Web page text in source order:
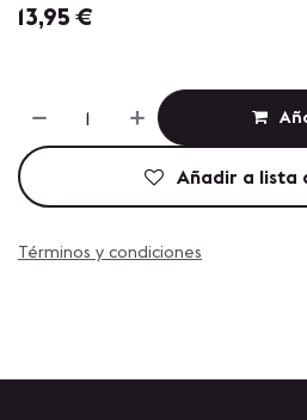
13,95 €
Añadir a lista
Términos y condiciones